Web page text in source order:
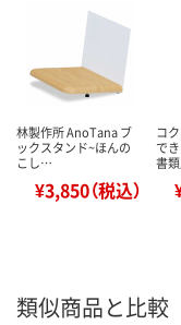
林製作所 AnoTana ブ
ックスタンド~ほんの
こし…
¥3,850（税込）
コ
で
書
類似商品と比較